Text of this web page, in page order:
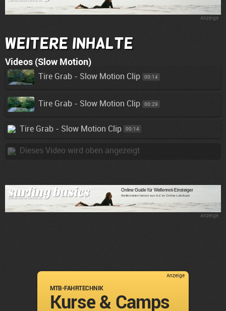
Anzeige
Weitere Inhalte
Videos (Slow Motion)
Tire Grab - Slow Motion Clip 00:14
Tire Grab - Slow Motion Clip 00:29
Tire Grab - Slow Motion Clip 00:14
Dieses Video wird oben angezeigt
Anzeige
Anzeige
MTB-FAHRTECHNIK
Kurse & Camps